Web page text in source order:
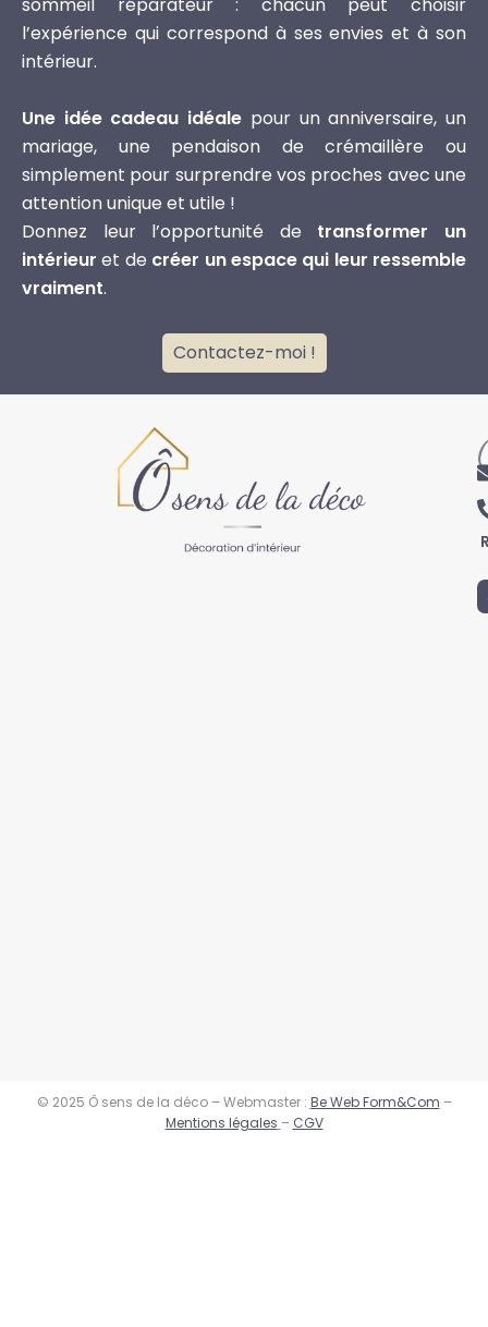
l’expérience qui correspond à ses envies et à son
intérieur.
Une idée cadeau idéale pour un anniversaire, un
mariage, une pendaison de crémaillère ou
simplement pour surprendre vos proches avec une
attention unique et utile !
Donnez leur l’opportunité de transformer un
intérieur et de créer un espace qui leur ressemble
vraiment.
Contactez-moi !
© 2025 Ô sens de la déco – Webmaster : Be Web Form&Com –
Mentions légales – CGV